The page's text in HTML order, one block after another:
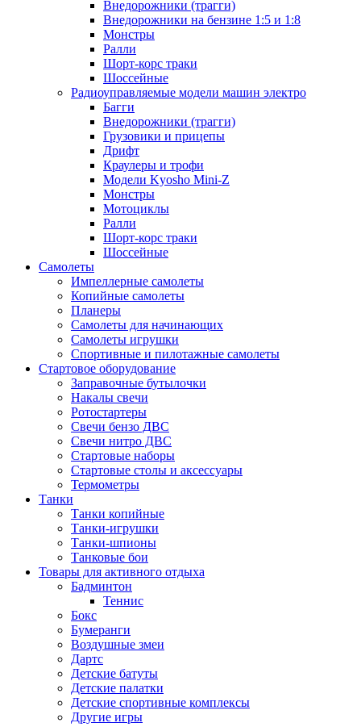
Внедорожники (трагги)
Внедорожники на бензине 1:5 и 1:8
Монстры
Ралли
Шорт-корс траки
Шоссейные
Радиоуправляемые модели машин электро
Багги
Внедорожники (трагги)
Грузовики и прицепы
Дрифт
Краулеры и трофи
Модели Kyosho Mini-Z
Монстры
Мотоциклы
Ралли
Шорт-корс траки
Шоссейные
Самолеты
Импеллерные самолеты
Копийные самолеты
Планеры
Самолеты для начинающих
Самолеты игрушки
Спортивные и пилотажные самолеты
Стартовое оборудование
Заправочные бутылочки
Накалы свечи
Ротостартеры
Свечи бензо ДВС
Свечи нитро ДВС
Стартовые наборы
Стартовые столы и аксессуары
Термометры
Танки
Танки копийные
Танки-игрушки
Танки-шпионы
Танковые бои
Товары для активного отдыха
Бадминтон
Теннис
Бокс
Бумеранги
Воздушные змеи
Дартс
Детские батуты
Детские палатки
Детские спортивные комплексы
Другие игры